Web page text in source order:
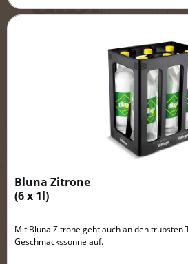
Bluna Zitrone
(6 x 1l)
Mit Bluna Zitrone geht auch an den trübsten
Geschmackssonne auf.